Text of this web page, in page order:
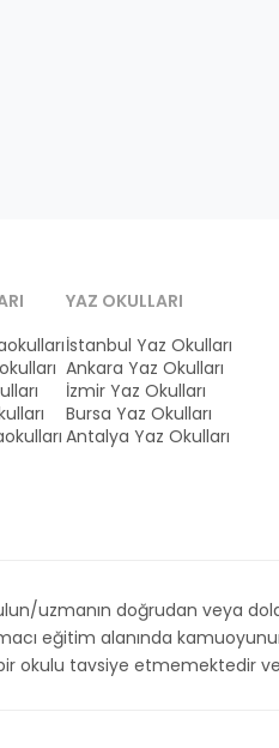
YAZ OKULLARI
İstanbul Yaz Okulları
Ankara Yaz Okulları
İzmir Yaz Okulları
Bursa Yaz Okulları
Antalya Yaz Okulları
uzmanın doğrudan veya
eğitim alanında
okulu tavsiye etmemektedir